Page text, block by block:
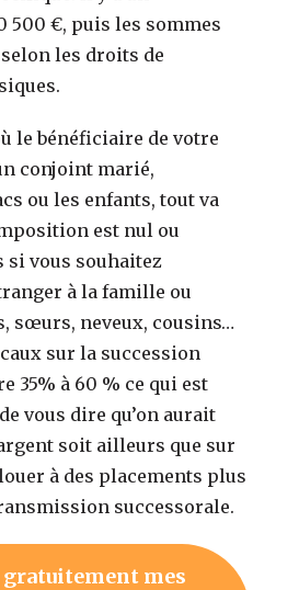
500 €, puis les sommes
les droits de
le bénéficiaire de votre
conjoint marié,
ou les enfants, tout va
est nul ou
si vous souhaitez
à la famille ou
sœurs, neveux, cousins…
sur la succession
35% à 60 % ce qui est
vous dire qu’on aurait
soit ailleurs que sur
à des placements plus
successorale.
mes